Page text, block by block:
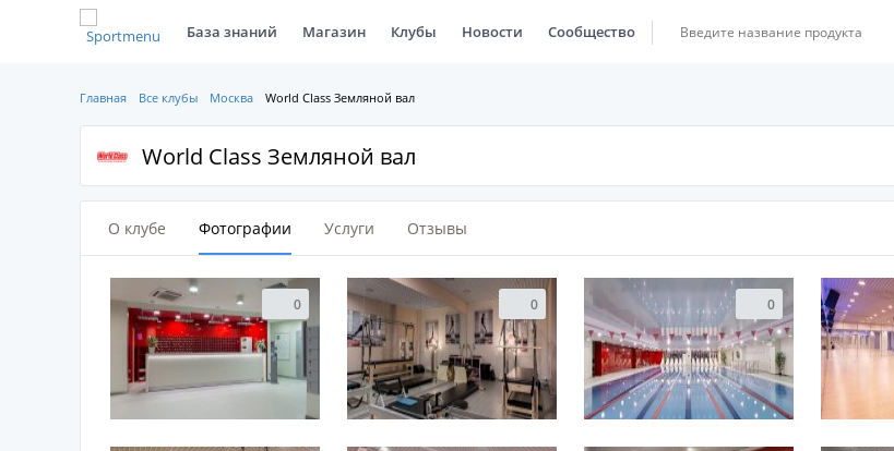
База знаний Магазин Клубы Новости Сообщество
Главная Все клубы Москва World Class Земляной вал
World Class Земляной вал
О клубе Фотографии Услуги Отзывы
0 0 0